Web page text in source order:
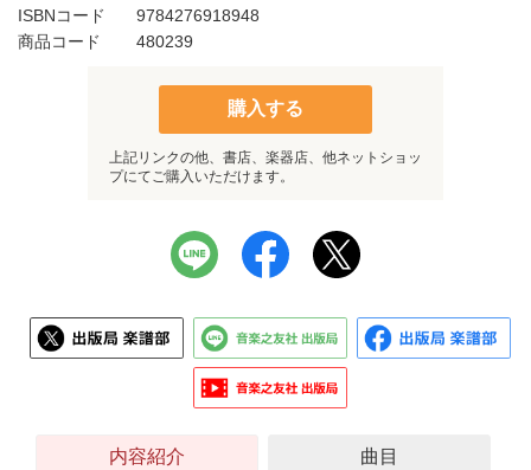
ISBNコード
9784276918948
商品コード
480239
購入する
上記リンクの他、書店、楽器店、他ネットショッ
プにてご購入いただけます。
内容紹介 曲目